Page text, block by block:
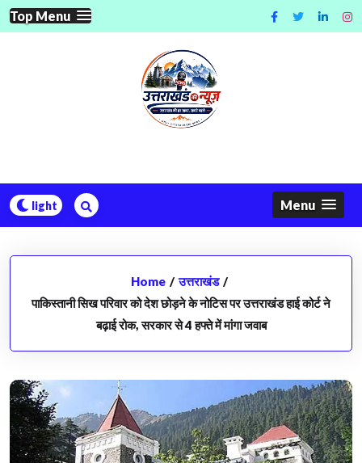
Skip
to
Top Menu
Menu
Home / उत्तराखंड /
​पाकिस्तानी सिख परिवार को देश छोड़ने के नोटिस पर उत्तराखंड हाई कोर्ट ने
बढ़ाई रोक, सरकार से 4 हफ्ते में मांगा जवाब